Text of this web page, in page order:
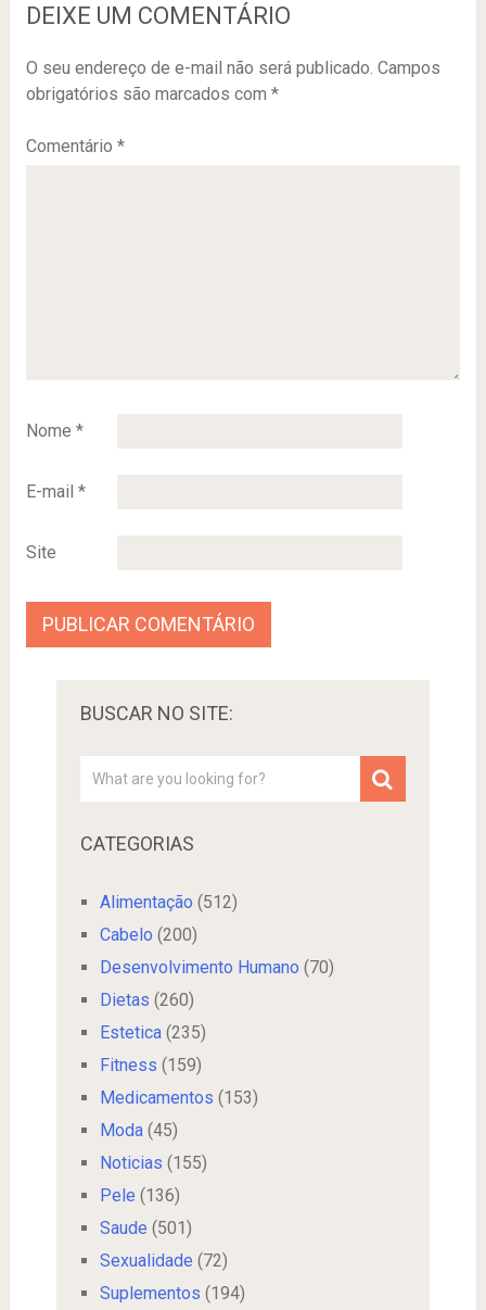
DEIXE UM COMENTÁRIO
O seu endereço de e-mail não será publicado. Campos
obrigatórios são marcados com *
Comentário *
Nome *
E-mail *
Site
BUSCAR NO SITE:
CATEGORIAS
Alimentação (512)
Cabelo (200)
Desenvolvimento Humano (70)
Dietas (260)
Estetica(235)
Fitness (159)
Medicamentos (153)
Moda(45)
Noticias (155)
Pele (136)
Saude (501)
Sexualidade (72)
Suplementos (194)